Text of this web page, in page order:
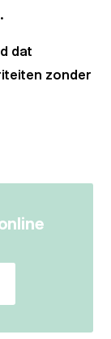
dat
zonder